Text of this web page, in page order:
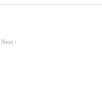
Next ›